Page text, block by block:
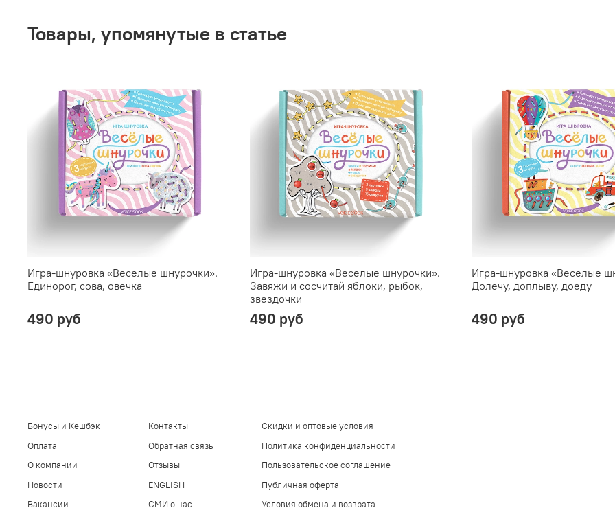
Товары, упомянутые в статье
Игра-шнуровка «Веселые шнурочки».
Единорог, сова, овечка
490 руб
Игра-шнуровка «Веселые шнурочки».
Завяжи и сосчитай яблоки, рыбок,
звездочки
490 руб
Игра-шнуровка «Веселые
Долечу, доплыву, доеду
490 руб
Бонусы и Кешбэк
Оплата
О компании
Новости
Вакансии
Контакты
Обратная связь
Отзывы
ENGLISH
СМИ о нас
Скидки и оптовые условия
Политика конфиденциальности
Пользовательское соглашение
Публичная оферта
Условия обмена и возврата